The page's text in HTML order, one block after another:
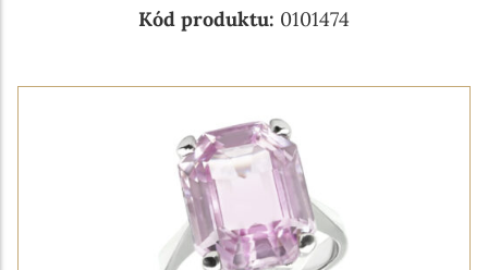
Kód produktu: 0101474